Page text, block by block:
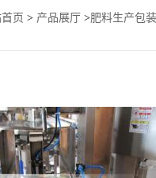
页 > 产品展厅 >肥料生产包